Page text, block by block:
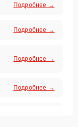
Подробнее →
Подробнее →
Подробнее →
Подробнее →